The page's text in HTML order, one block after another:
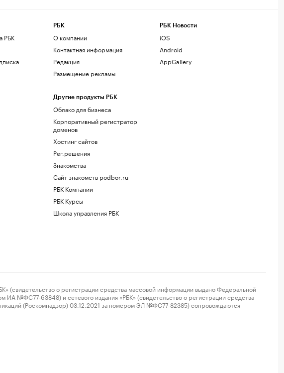
РБК
РБК
О компании
Контактная информация
Редакция
Размещение рекламы
Другие продукты РБК
Облако для бизнеса
Корпоративный регистратор
доменов
Хостинг сайтов
Рег.решения
Знакомства
Сайт знакомств podbor.ru
РБК Компании
РБК Курсы
Школа управления РБК
РБК Новости
iOS
Android
AppGallery
о регистрации средства массовой информации выдано Федеральной
№ФС77-63848) и сетевого издания «РБК» (свидетельство о регистрации средства
(Роскомнадзор) 03.12.2021 за номером ЭЛ №ФС77-82385) сопровождаются